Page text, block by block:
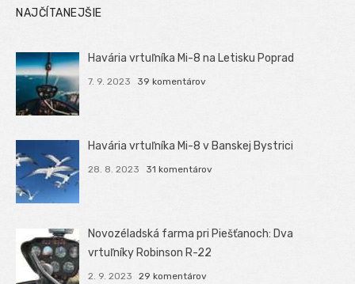
NAJČÍTANEJŠIE
Havária vrtuľníka Mi-8 na Letisku Poprad
7. 9. 2023 39 komentárov
Havária vrtuľníka Mi-8 v Banskej Bystrici
28. 8. 2023 31 komentárov
Novozéladská farma pri Piešťanoch: Dva
vrtuľníky Robinson R-22
2. 9. 2023 29 komentárov